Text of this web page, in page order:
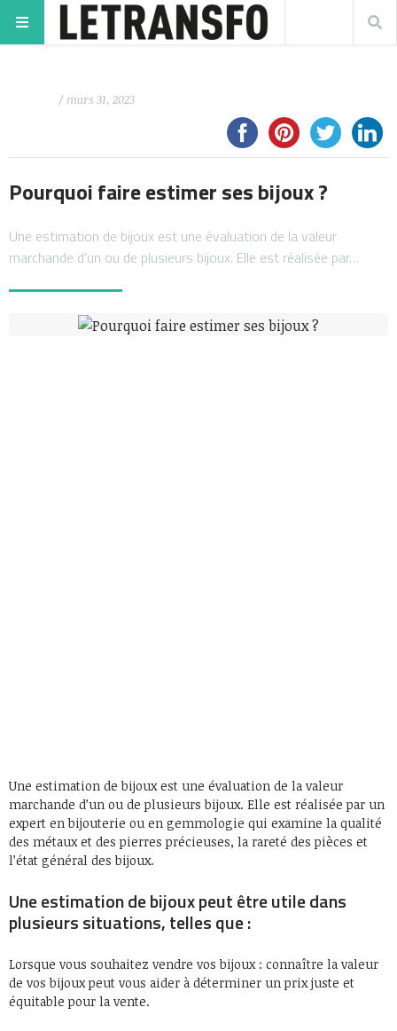
/ mars 31, 2023
Pourquoi faire estimer ses bijoux ?
Une estimation de bijoux est une évaluation de la valeur
marchande d’un ou de plusieurs bijoux. Elle est réalisée par…
Une estimation de bijoux est une évaluation de la valeur
marchande d’un ou de plusieurs bijoux. Elle est réalisée par un
expert en bijouterie ou en gemmologie qui examine la qualité
des métaux et des pierres précieuses, la rareté des pièces et
l’état général des bijoux.
Une estimation de bijoux peut être utile dans
plusieurs situations, telles que :
Lorsque vous souhaitez vendre vos bijoux : connaître la valeur
de vos bijoux peut vous aider à déterminer un prix juste et
équitable pour la vente.